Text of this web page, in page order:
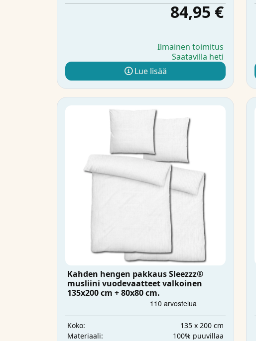
84,95 €
Ilmainen toimitus
Saatavilla heti
Lue lisää
Kahden hengen pakkaus Sleezzz®
musliini vuodevaatteet valkoinen
135x200 cm + 80x80 cm.
Koko:
135 x 200 cm
Materiaali:
100% puuvillaa